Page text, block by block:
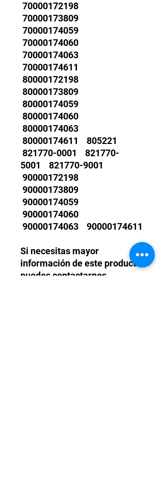
70000172198
70000173809
70000174059
70000174060
70000174063
70000174611
80000172198
80000173809
80000174059
80000174060
80000174063
80000174611 805221
821770-0001 821770-
5001 821770-9001
90000172198
90000173809
90000174059
90000174060
90000174063 90000174611
Si necesitas mayor
información de este producto
puedes contactarnos